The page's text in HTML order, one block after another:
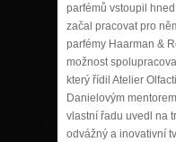
parfémů vstoupil
začal pracovat pro
parfémy Haarman &
možnost
který řídil Atelier
Danielovým
vlastní řadu uvedl na
odvážný a inovativní